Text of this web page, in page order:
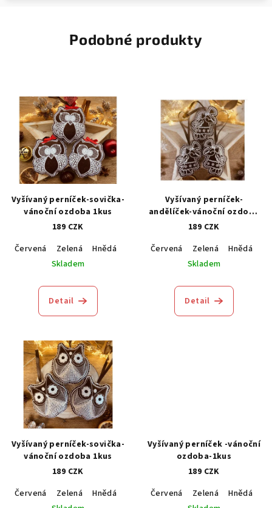
Podobné produkty
Vyšívaný perníček-sovička-
vánoční ozdoba 1kus
189 CZK
Červená
Zelená Hnědá
Modrá
Skladem
Detail
Vyšívaný perníček-
andělíček-vánoční ozdoba
1kus
189 CZK
Červená
Zelená Hnědá
Skladem
Detail
Vyšívaný perníček-sovička-
vánoční ozdoba 1kus
189 CZK
Červená
Zelená Hnědá
Modrá
Vyšívaný perníček -vánoční
ozdoba-1kus
189 CZK
Červená
Zelená Hnědá